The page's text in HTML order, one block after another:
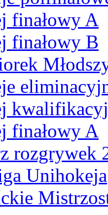
finałowy A
finałowy B
finałowy A
rozgrywek
Unihokeja